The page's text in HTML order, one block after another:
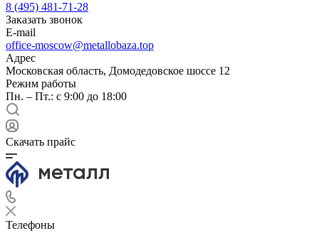
8 (495) 481-71-28
Заказать звонок
E-mail
office-moscow@metallobaza.top
Адрес
Московская область, Домодедовское шоссе 12
Режим работы
Пн. – Пт.: с 9:00 до 18:00
Скачать прайс
Телефоны